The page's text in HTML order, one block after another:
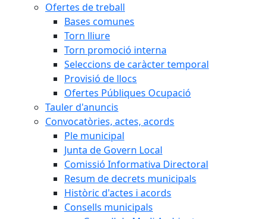
Ofertes de treball
Bases comunes
Torn lliure
Torn promoció interna
Seleccions de caràcter temporal
Provisió de llocs
Ofertes Públiques Ocupació
Tauler d'anuncis
Convocatòries, actes, acords
Ple municipal
Junta de Govern Local
Comissió Informativa Directoral
Resum de decrets municipals
Històric d'actes i acords
Consells municipals